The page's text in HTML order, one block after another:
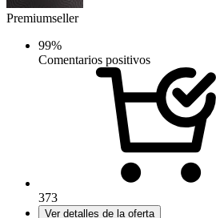
Premiumseller
99%
Comentarios positivos
373
Ver detalles de la oferta